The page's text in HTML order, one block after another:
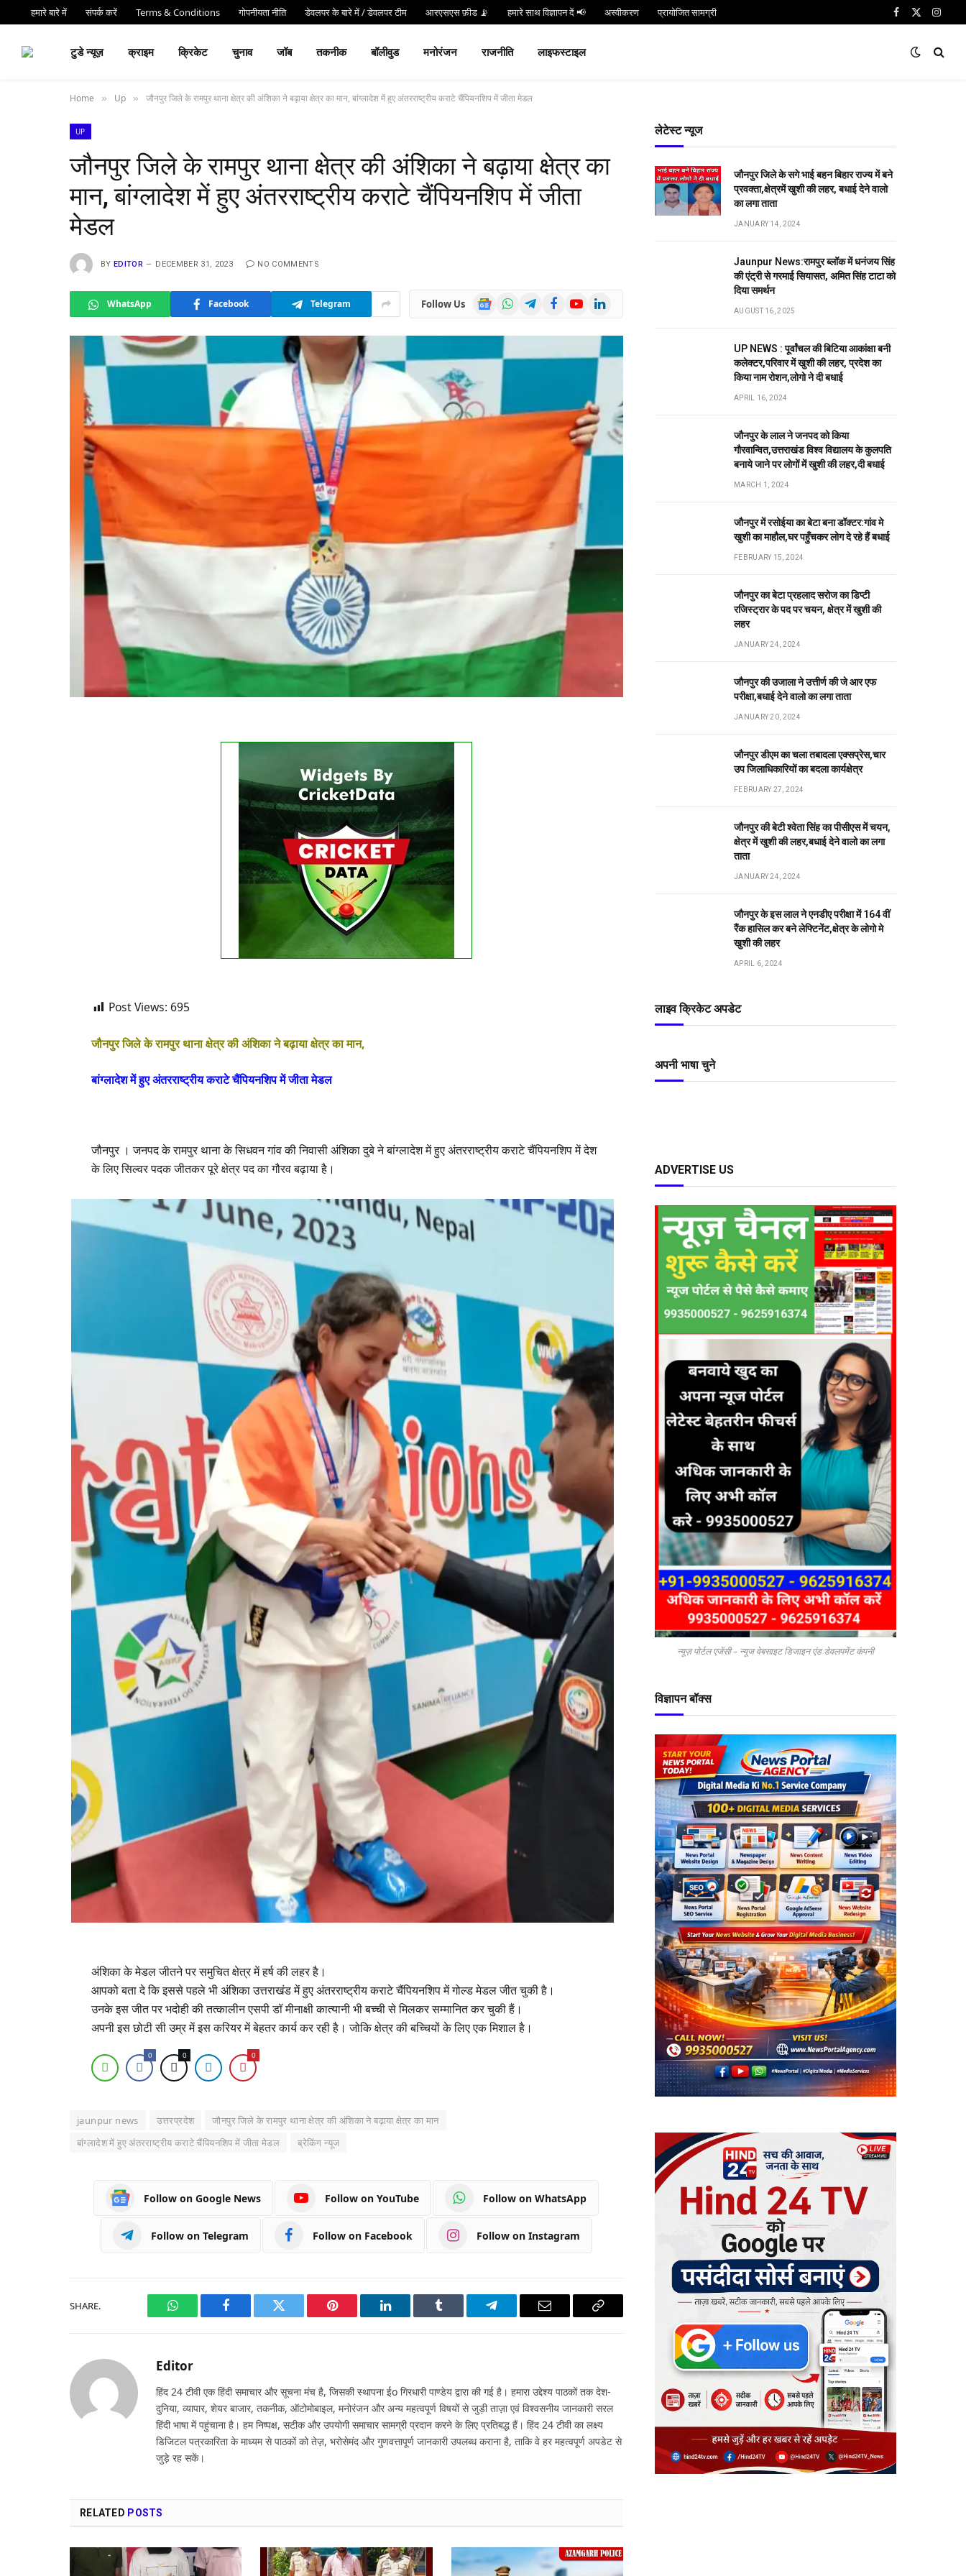
हमारे बारे में संपर्क करें Terms & Conditions गोपनीयता नीति डेवलपर के बारे में / डेवलपर टीम आरएसएस फ़ीड 📡 हमारे साथ विज्ञापन दें 📢 अस्वीकरण प्रायोजित सामग्री Facebook
X
टुडे न्यूज़ क्राइम क्रिकेट चुनाव जॉब तकनीक बॉलीवुड मनोरंजन राजनीति लाइफस्टाइल
Home » Up » जौनपुर जिले के रामपुर थाना क्षेत्र की अंशिका ने बढ़ाया क्षेत्र का मान, बांग्लादेश में हुए अंतरराष्ट्रीय कराटे चैंपियनशिप में जीता मेडल
UP
जौनपुर जिले के रामपुर थाना क्षेत्र की अंशिका ने बढ़ाया क्षेत्र का
मान, बांग्लादेश में हुए अंतरराष्ट्रीय कराटे चैंपियनशिप में जीता
मेडल
BY EDITOR DECEMBER 31, 2023 NO COMMENTS
WhatsApp Facebook Telegram Follow Us
Google
News
WhatsAppTelegramFacebookYouTubeLinkedIn
FIXTURE
No live matches found.
See recent results
See fixtures
Post Views: 695
जौनपुर जिले के रामपुर थाना क्षेत्र की अंशिका ने बढ़ाया क्षेत्र का मान,
बांग्लादेश में हुए अंतरराष्ट्रीय कराटे चैंपियनशिप में जीता मेडल
जौनपुर । जनपद के रामपुर थाना के सिधवन गांव की निवासी अंशिका दुबे ने बांग्लादेश में हुए अंतरराष्ट्रीय कराटे चैंपियनशिप में देश
के लिए सिल्वर पदक जीतकर पूरे क्षेत्र पद का गौरव बढ़ाया है।
अंशिका के मेडल जीतने पर समुचित क्षेत्र में हर्ष की लहर है।
आपको बता दे कि इससे पहले भी अंशिका उत्तराखंड में हुए अंतरराष्ट्रीय कराटे चैंपियनशिप में गोल्ड मेडल जीत चुकी है।
उनके इस जीत पर भदोही की तत्कालीन एसपी डॉ मीनाक्षी कात्यानी भी बच्ची से मिलकर सम्मानित कर चुकी हैं।
अपनी इस छोटी सी उम्र में इस करियर में बेहतर कार्य कर रही है। जोकि क्षेत्र की बच्चियों के लिए एक मिशाल है।
0 0 0
jaunpur news उत्तरप्रदेश
जौनपुर जिले के रामपुर थाना क्षेत्र की अंशिका ने बढ़ाया क्षेत्र का मान
बांग्लादेश में हुए अंतरराष्ट्रीय कराटे चैंपियनशिप में जीता मेडल
ब्रेकिंग न्यूज
Follow on Google News Follow on YouTube Follow on WhatsApp
Follow on Telegram Follow on Facebook Follow on Instagram
SHARE.
WhatsAppFacebook Twitter Pinterest LinkedIn Tumblr Telegram Email
Copy
Editor
हिंद 24 टीवी एक हिंदी समाचार और सूचना मंच है, जिसकी स्थापना ईo गिरधारी पाण्डेय द्वारा की गई है। हमारा उद्देश्य पाठकों तक देश-
दुनिया, व्यापार, शेयर बाजार, तकनीक, ऑटोमोबाइल, मनोरंजन और अन्य महत्वपूर्ण विषयों से जुड़ी ताज़ा एवं विश्वसनीय जानकारी सरल
हिंदी भाषा में पहुंचाना है। हम निष्पक्ष, सटीक और उपयोगी समाचार सामग्री प्रदान करने के लिए प्रतिबद्ध हैं। हिंद 24 टीवी का लक्ष्य
डिजिटल पत्रकारिता के माध्यम से पाठकों को तेज़, भरोसेमंद और गुणवत्तापूर्ण जानकारी उपलब्ध कराना है, ताकि वे हर महत्वपूर्ण अपडेट से
जुड़े रह सकें।
RELATED POSTS
लेटेस्ट न्यूज
जौनपुर जिले के सगे भाई बहन बिहार राज्य में बने
प्रवक्ता,क्षेत्रमें खुशी की लहर, बधाई देने वालो
का लगा ताता
JANUARY 14, 2024
Jaunpur News:रामपुर ब्लॉक में धनंजय सिंह
की एंट्री से गरमाई सियासत, अमित सिंह टाटा को
दिया समर्थन
AUGUST 16, 2025
UP NEWS : पूर्वांचल की बिटिया आकांक्षा बनी
कलेक्टर,परिवार में खुशी की लहर, प्रदेश का
किया नाम रोशन,लोगो ने दी बधाई
APRIL 16, 2024
जौनपुर के लाल ने जनपद को किया
गौरवान्वित,उत्तराखंड विश्व विद्यालय के कुलपति
बनाये जाने पर लोगों में खुशी की लहर,दी बधाई
MARCH 1, 2024
जौनपुर में रसोईया का बेटा बना डॉक्टर:गांव मे
खुशी का माहौल,घर पहुँचकर लोग दे रहे हैं बधाई
FEBRUARY 15, 2024
जौनपुर का बेटा प्रहलाद सरोज का डिप्टी
रजिस्ट्रार के पद पर चयन, क्षेत्र में खुशी की
लहर
JANUARY 24, 2024
जौनपुर की उजाला ने उत्तीर्ण की जे आर एफ
परीक्षा,बधाई देने वालो का लगा ताता
JANUARY 20, 2024
जौनपुर डीएम का चला तबादला एक्सप्रेस,चार
उप जिलाधिकारियों का बदला कार्यक्षेत्र
FEBRUARY 27, 2024
जौनपुर की बेटी श्वेता सिंह का पीसीएस में चयन,
क्षेत्र में खुशी की लहर,बधाई देने वालो का लगा
ताता
JANUARY 24, 2024
जौनपुर के इस लाल ने एनडीए परीक्षा में 164 वीं
रैंक हासिल कर बने लेफ्टिनेंट,क्षेत्र के लोगो मे
खुशी की लहर
APRIL 6, 2024
लाइव क्रिकेट अपडेट
अपनी भाषा चुने
ADVERTISE US
न्यूज़ पोर्टल एजेंसी – न्यूज वेबसाइट डिजाइन एंड डेवलपमेंट कंपनी
विज्ञापन बॉक्स
⏰ देर न करेंHind 24 TV App डाउनलोड करें और पाएं Live Breaking News!